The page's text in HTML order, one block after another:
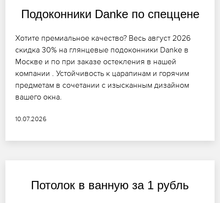
Подоконники Danke по спеццене
Хотите премиальное качество? Весь август 2026
скидка 30% на глянцевые подоконники Danke в
Москве и по при заказе остекления в нашей
компании . Устойчивость к царапинам и горячим
предметам в сочетании с изысканным дизайном
вашего окна.
10.07.2026
Потолок в ванную за 1 рубль